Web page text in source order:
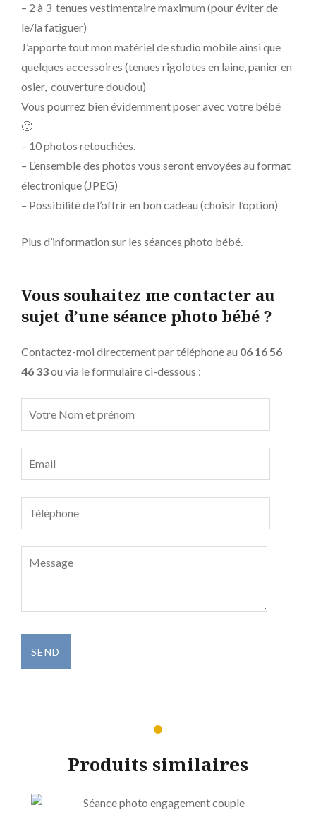
– 2 à 3 tenues vestimentaire maximum (pour éviter de
le/la fatiguer)
J’apporte tout mon matériel de studio mobile ainsi que
quelques accessoires (tenues rigolotes en laine, panier en
osier, couverture doudou)
Vous pourrez bien évidemment poser avec votre bébé
🙂
– 10 photos retouchées.
– L’ensemble des photos vous seront envoyées au format
électronique (JPEG)
– Possibilité de l’offrir en bon cadeau (choisir l’option)
Plus d’information sur les séances photo bébé.
Vous souhaitez me contacter au
sujet d’une séance photo bébé ?
Contactez-moi directement par téléphone au 06 16 56
46 33ou via le formulaire ci-dessous :
Produits similaires